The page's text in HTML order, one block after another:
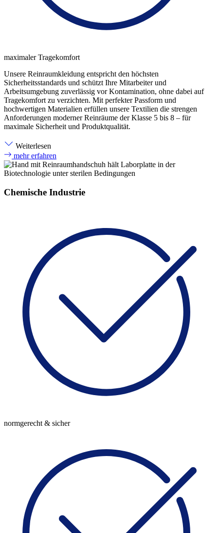
maximaler Tragekomfort
Unsere Reinraumkleidung entspricht den höchsten
Sicherheitsstandards und schützt Ihre Mitarbeiter und
Arbeitsumgebung zuverlässig vor Kontamination, ohne dabei auf
Tragekomfort zu verzichten. Mit perfekter Passform und
hochwertigen Materialien erfüllen unsere Textilien die strengen
Anforderungen moderner Reinräume der Klasse 5 bis 8 – für
maximale Sicherheit und Produktqualität.
Weiterlesen
mehr erfahren
Chemische Industrie
normgerecht & sicher